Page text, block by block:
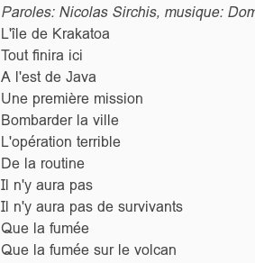
Paroles: Nicolas Sirchis, musique:
L'île de Krakatoa
Tout finira ici
A l'est de Java
Une première mission
Bombarder la ville
L'opération terrible
De la routine
Il n'y aura pas
Il n'y aura pas de survivants
Que la fumée
Que la fumée sur le volcan